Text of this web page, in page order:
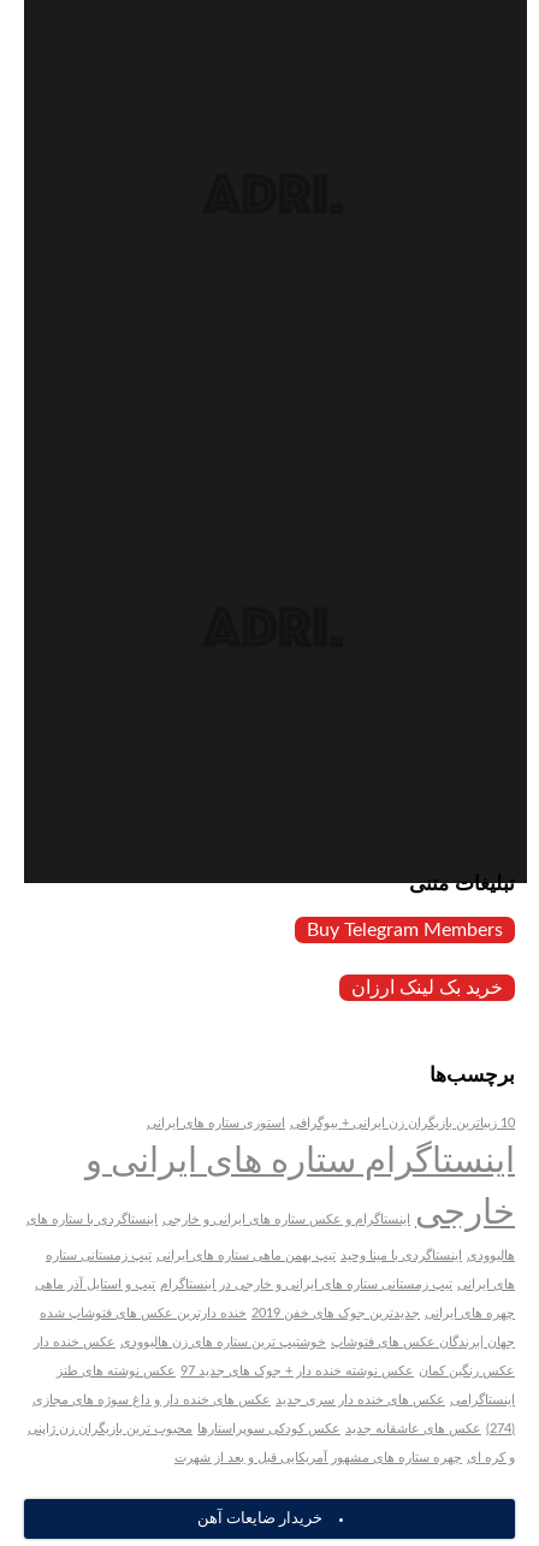
تبلیغات متنی
Buy Telegram Members
خرید بک لینک ارزان
برچسب‌ها
10 زیباترین بازیگران زن ایرانی + بیوگرافی استوری ستاره های ایرانی
اینستاگرام ستاره های ایرانی و
خارجی
اینستاگرام و عکس ستاره های ایرانی و خارجی اینستاگردی با ستاره های
هالیوودی اینستاگردی با مینا وحید تیپ بهمن ماهی ستاره های ایرانی تیپ زمستانی ستاره
های ایرانی تیپ زمستانی ستاره های ایرانی و خارجی در اینستاگرام تیپ و استایل آذر ماهی
چهره های ایرانی جدیدترین جوک های خفن 2019 خنده دارترین عکس های فتوشاپ شده
جهان |برندگان عکس های فتوشاپ خوشتیپ ترین ستاره های زن هالیوودی عکس خنده دار
عکس رنگین کمان عکس نوشته خنده دار + جوک های جدید 97 عکس نوشته های طنز
اینستاگرامی عکس های خنده دار سری جدید عکس های خنده دار و داغ سوژه های مجازی
(274) عکس های عاشقانه جدید عکس کودکی سوپراستارها محبوب ترین بازیگران زن ژاپنی
و کره ای چهره ستاره های مشهور آمریکایی قبل و بعد از شهرت
خریدار ضایعات آهن